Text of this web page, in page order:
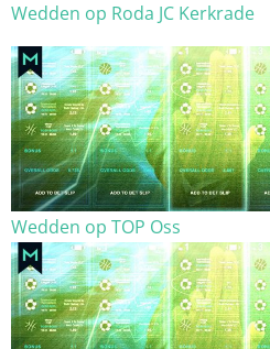
Wedden op Roda JC Kerkrade
Wedden op TOP Oss